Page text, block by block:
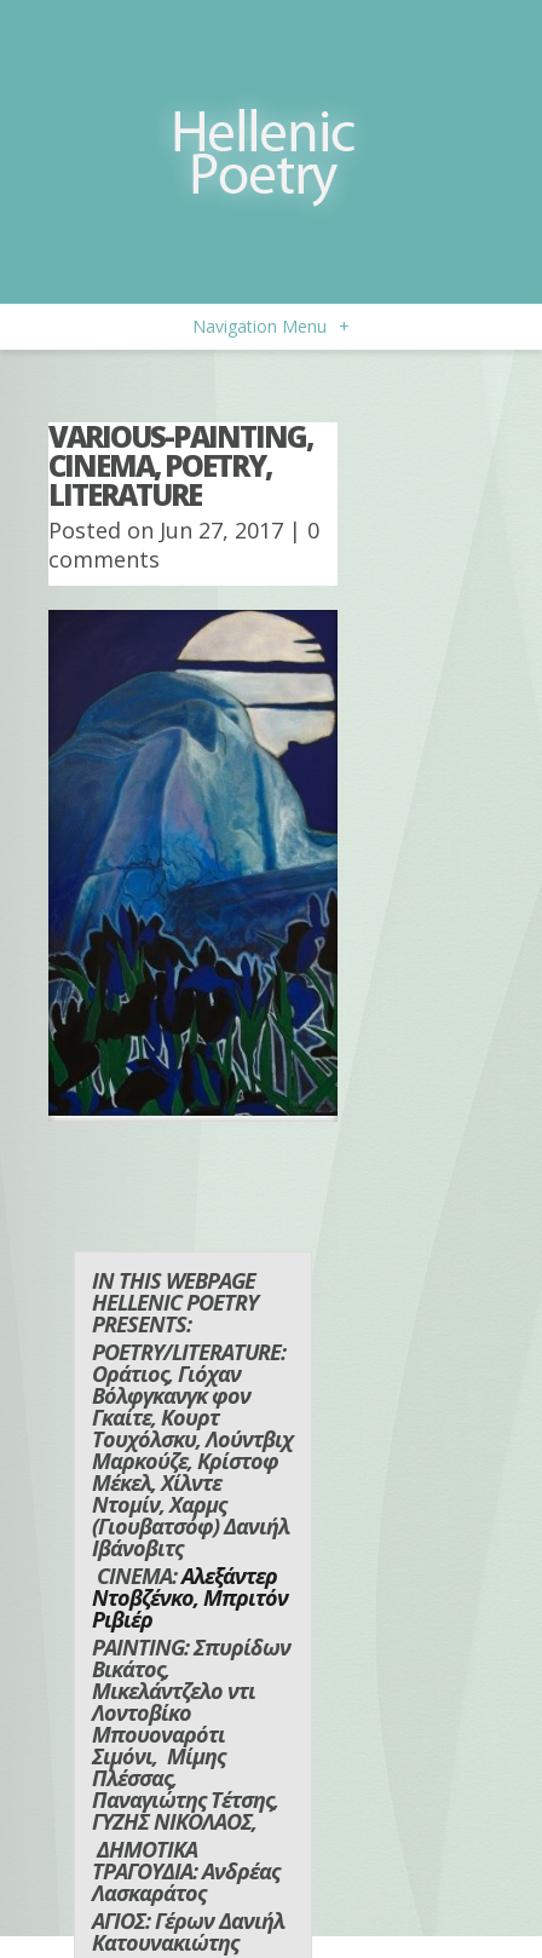
Navigation Menu +
VARIOUS-PAINTING,
CINEMA, POETRY,
LITERATURE
Posted on Jun 27, 2017 | 0
comments
IN THIS WEBPAGE
HELLENIC POETRY
PRESENTS:
POETRY/LITERATURE:
Οράτιος,Γιόχαν
Βόλφγκανγκ φον
Γκαίτε,Κουρτ
Τουχόλσκυ,Λούντβιχ
Μαρκούζε,Κρίστοφ
Μέκελ,Χίλντε
Ντομίν, Χαρμς
(Γιουβατσόφ) Δανιήλ
Ιβάνοβιτς
CINEMA:Αλεξάντερ
Ντοβζένκο, Μπριτόν
Ριβιέρ
PAINTING: Σπυρίδων
Βικάτος,
Μικελάντζελο ντι
Λοντοβίκο
Μπουοναρότι
Σιμόνι, Μίμης
Πλέσσας,
Παναγιώτης Τέτσης,
ΓΥΖΗΣ ΝΙΚΟΛΑΟΣ,
ΔΗΜΟΤΙΚΑ
ΤΡΑΓΟΥΔΙΑ: Ανδρέας
Λασκαράτος
ΑΓΙΟΣ: Γέρων Δανιήλ
Κατουνακιώτης